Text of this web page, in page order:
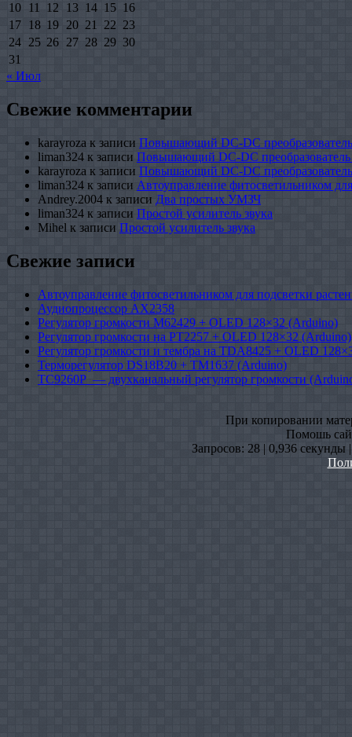
10
11 12 13 14 15 16
17 18 19 20 21 22 23
24 25 26 27 28 29 30
31
« Июл
Свежие комментарии
karayroza к записи Повышающий DC-DC
liman324 к записи Повышающий DC-DC
karayroza к записи Повышающий DC-DC
liman324 к записи Автоуправление фитосветильником
Andrey.2004 к записи Два простых УМЗЧ
liman324 к записи Простой усилитель звука
Mihel к записи Простой усилитель звука
Свежие записи
Автоуправление фитосветильником для подсветки
Аудиопроцессор AX2358
Регулятор громкости M62429 + OLED 128×32 (Arduino)
Регулятор громкости на PT2257 + OLED 128×32 (Arduino)
Регулятор громкости и тембра на TDA8425 + OLED
Терморегулятор DS18B20 + TM1637 (Arduino)
TC9260P — двухканальный регулятор громкости
При копировании
Помошь
Запросов: 28 | 0,936 секунды